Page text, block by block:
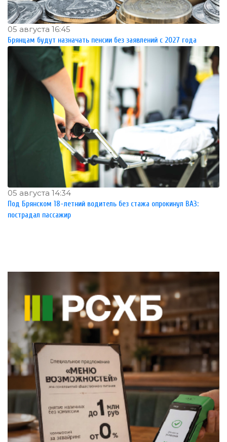
05 августа 16:45
Брянцам будут назначать пенсии без заявлений с 2027 года
05 августа 14:34
Под Брянском 18-летний водитель без стажа опрокинул ВАЗ:
пострадал пассажир